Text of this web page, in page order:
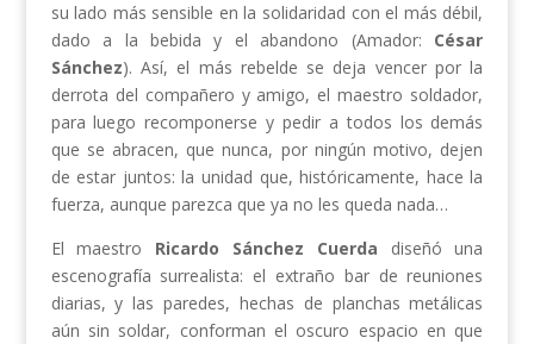
su lado más sensible en la solidaridad con el más débil,
dado a la bebida y el abandono (Amador: César
Sánchez). Así, el más rebelde se deja vencer por la
derrota del compañero y amigo, el maestro soldador,
para luego recomponerse y pedir a todos los demás
que se abracen, que nunca, por ningún motivo, dejen
de estar juntos: la unidad que, históricamente, hace la
fuerza, aunque parezca que ya no les queda nada…
El maestro Ricardo Sánchez Cuerda diseñó una
escenografía surrealista: el extraño bar de reuniones
diarias, y las paredes, hechas de planchas metálicas
aún sin soldar, conforman el oscuro espacio en que